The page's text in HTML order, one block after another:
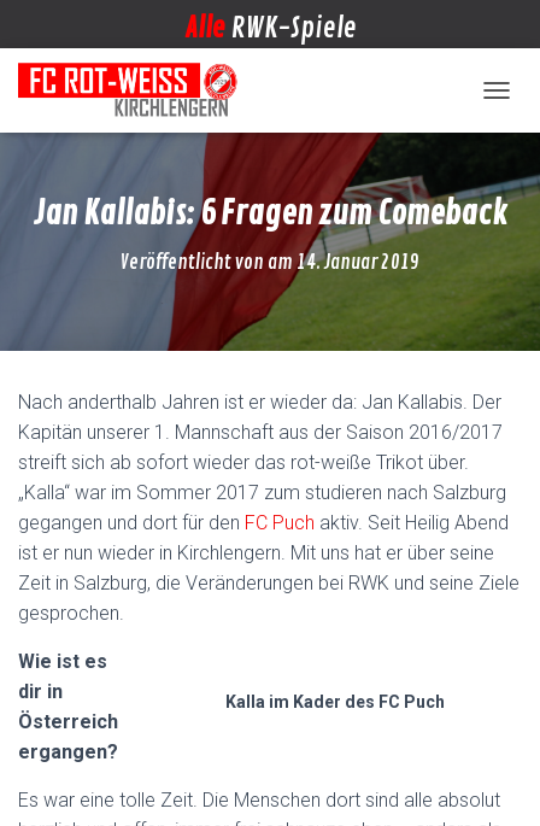
Alle RWK-Spiele
Jan Kallabis: 6 Fragen zum Comeback
Veröffentlicht von am14. Januar 2019
Nach anderthalb Jahren ist er wieder da: Jan Kallabis. Der
Kapitän unserer 1. Mannschaft aus der Saison 2016/2017
streift sich ab sofort wieder das rot-weiße Trikot über.
„Kalla“ war im Sommer 2017 zum studieren nach Salzburg
gegangen und dort für den FC Puch aktiv. Seit Heilig Abend
ist er nun wieder in Kirchlengern. Mit uns hat er über seine
Zeit in Salzburg, die Veränderungen bei RWK und seine Ziele
gesprochen.
Kalla im Kader des FC Puch
Wie ist es
dir in
Österreich
ergangen?
Es war eine tolle Zeit. Die Menschen dort sind alle absolut